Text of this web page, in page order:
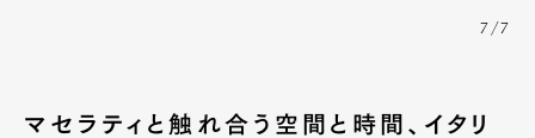
7/7
マセラティと触れ合う空間と時間、イタリ